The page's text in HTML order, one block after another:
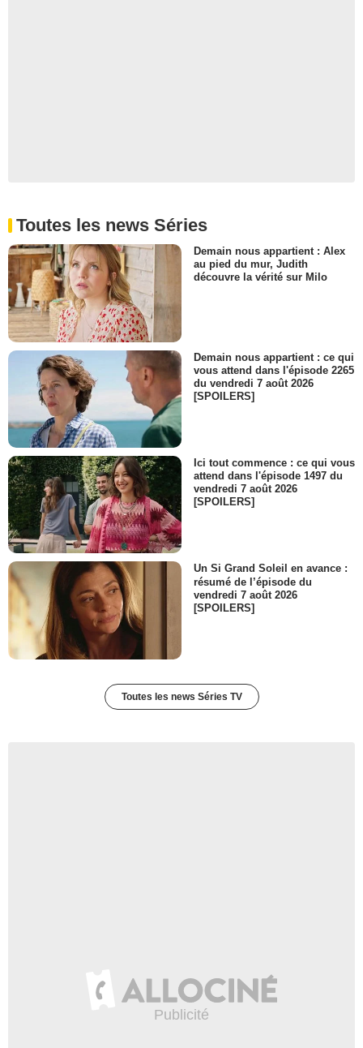
Toutes les news Séries
Demain nous appartient : Alex
au pied du mur, Judith
découvre la vérité sur Milo
Demain nous appartient : ce qui
vous attend dans l'épisode 2265
du vendredi 7 août 2026
[SPOILERS]
Ici tout commence : ce qui vous
attend dans l'épisode 1497 du
vendredi 7 août 2026
[SPOILERS]
Un Si Grand Soleil en avance :
résumé de l’épisode du
vendredi 7 août 2026
[SPOILERS]
Toutes les news Séries TV